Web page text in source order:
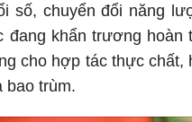
số, chuyển đổi năng
khẩn trương hoàn
cho hợp tác thực
bao trùm.